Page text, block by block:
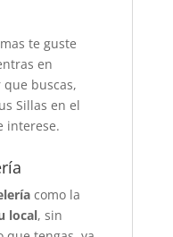
te guste
en
buscas,
Sillas en el
interese.
como la
local, sin